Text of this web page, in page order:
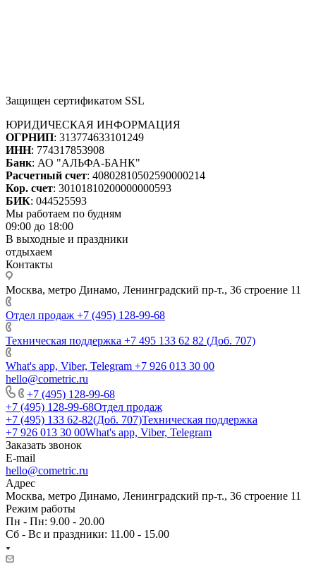
Защищен сертификатом SSL
ЮРИДИЧЕСКАЯ ИНФОРМАЦИЯ
ОГРНИП: 313774633101249
ИНН: 774317853908
Банк: АО "АЛЬФА-БАНК"
Расчетный счет: 40802810502590000214
Кор. счет: 30101810200000000593
БИК: 044525593
Мы работаем по будням
09:00 до 18:00
В выходные и праздники
отдыхаем
Контакты
Москва, метро Динамо, Ленинградский пр-т., 36 строение 11
Отдел продаж +7 (495) 128-99-68
Техническая поддержка +7 495 133 62 82 (Доб. 707)
What's app, Viber, Telegram +7 926 013 30 00
hello@cometric.ru
+7 (495) 128-99-68
+7 (495) 128-99-68Отдел продаж
+7 (495) 133 62-82(Доб. 707)Техническая поддержка
+7 926 013 30 00What's app, Viber, Telegram
Заказать звонок
E-mail
hello@cometric.ru
Адрес
Москва, метро Динамо, Ленинградский пр-т., 36 строение 11
Режим работы
Пн - Пн: 9.00 - 20.00
Сб - Вс и праздники: 11.00 - 15.00